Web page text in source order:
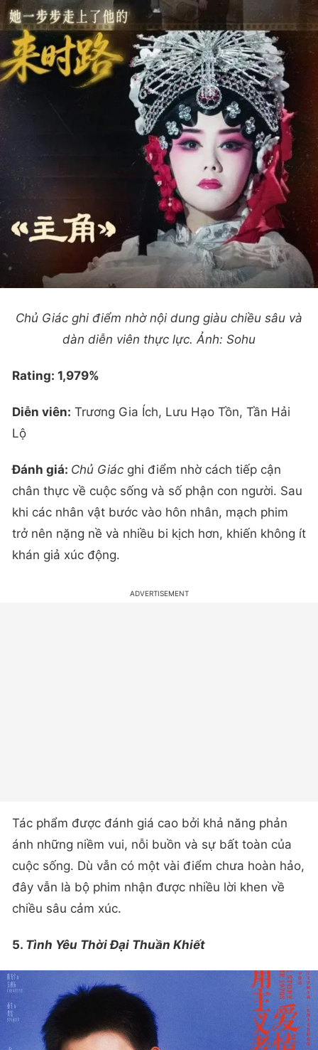
Chủ Giác ghi điểm nhờ nội dung giàu chiều sâu và
dàn diễn viên thực lực. Ảnh: Sohu
Rating: 1,979%
Diễn viên: Trương Gia Ích, Lưu Hạo Tồn, Tần Hải
Lộ
Đánh giá: Chủ Giác ghi điểm nhờ cách tiếp cận
chân thực về cuộc sống và số phận con người. Sau
khi các nhân vật bước vào hôn nhân, mạch phim
trở nên nặng nề và nhiều bi kịch hơn, khiến không ít
khán giả xúc động.
Tác phẩm được đánh giá cao bởi khả năng phản
ánh những niềm vui, nỗi buồn và sự bất toàn của
cuộc sống. Dù vẫn có một vài điểm chưa hoàn hảo,
đây vẫn là bộ phim nhận được nhiều lời khen về
chiều sâu cảm xúc.
5. Tình Yêu Thời Đại Thuần Khiết